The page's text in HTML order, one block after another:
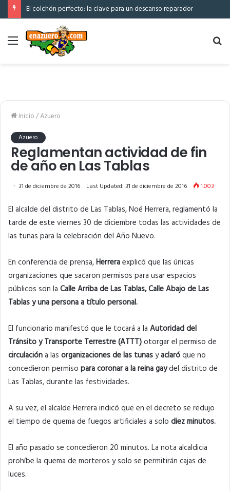
El colchón perfecto: la clave para un descanso reparador
Menú
Inicio/Azuero
Azuero
Reglamentan actividad de fin
de año en Las Tablas
31 de diciembre de 2016 Last Updated: 31 de diciembre de 2016 1.003
El alcalde del distrito de Las Tablas, Noé Herrera, reglamentó la
tarde de este viernes 30 de diciembre todas las actividades de
las tunas para la celebración del Año Nuevo.
En conferencia de prensa,Herreraexplicó que las únicas
organizaciones que sacaron permisos para usar espacios
públicos son la Calle Arriba de Las Tablas, Calle Abajo de Las
Tablas y una persona a título personal.
El funcionario manifestó que le tocará a la Autoridad del
Tránsito y Transporte Terrestre (ATTT)otorgar el permiso de
circulacióna las organizaciones de las tunasyaclaróque no
concedieron permiso para coronar a la reina gaydel distrito de
Las Tablas, durante las festividades.
A su vez, el alcalde Herrera indicó que en el decreto se redujo
el tiempo de quema de fuegos artificiales a solo diez minutos.
El año pasado se concedieron 20 minutos. La nota alcaldicia
prohíbe la quema de morteros y solo se permitirán cajas de
luces.